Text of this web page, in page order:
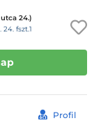
24.)
fszt.1
Profil